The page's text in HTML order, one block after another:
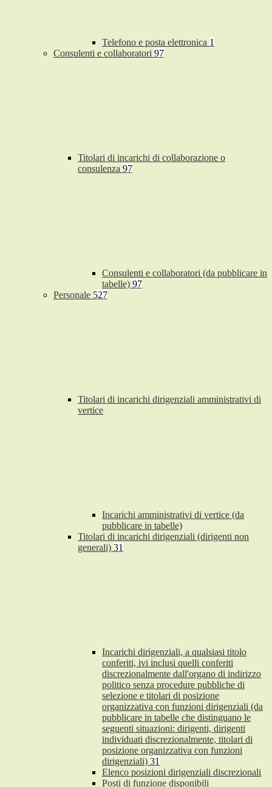
Telefono e posta elettronica 1
Consulenti e collaboratori 97
Titolari di incarichi di collaborazione o
consulenza 97
Consulenti e collaboratori (da pubblicare in
tabelle) 97
Personale 527
Titolari di incarichi dirigenziali amministrativi di
vertice
Incarichi amministrativi di vertice (da
pubblicare in tabelle)
Titolari di incarichi dirigenziali (dirigenti non
generali) 31
Incarichi dirigenziali, a qualsiasi titolo
conferiti, ivi inclusi quelli conferiti
discrezionalmente dall'organo di indirizzo
politico senza procedure pubbliche di
selezione e titolari di posizione
organizzativa con funzioni dirigenziali (da
pubblicare in tabelle che distinguano le
seguenti situazioni: dirigenti, dirigenti
individuati discrezionalmente, titolari di
posizione organizzativa con funzioni
dirigenziali) 31
Elenco posizioni dirigenziali discrezionali
Posti di funzione disponibili